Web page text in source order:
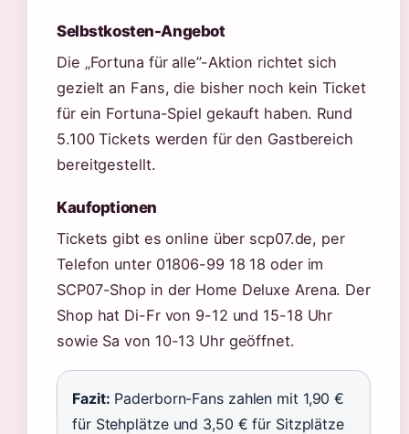
Selbstkosten-Angebot
Die „Fortuna für alle”-Aktion richtet sich
gezielt an Fans, die bisher noch kein Ticket
für ein Fortuna-Spiel gekauft haben. Rund
5.100 Tickets werden für den Gastbereich
bereitgestellt.
Kaufoptionen
Tickets gibt es online über scp07.de, per
Telefon unter 01806-99 18 18 oder im
SCP07-Shop in der Home Deluxe Arena. Der
Shop hat Di-Fr von 9-12 und 15-18 Uhr
sowie Sa von 10-13 Uhr geöffnet.
Fazit: Paderborn-Fans zahlen mit 1,90 €
für Stehplätze und 3,50 € für Sitzplätze